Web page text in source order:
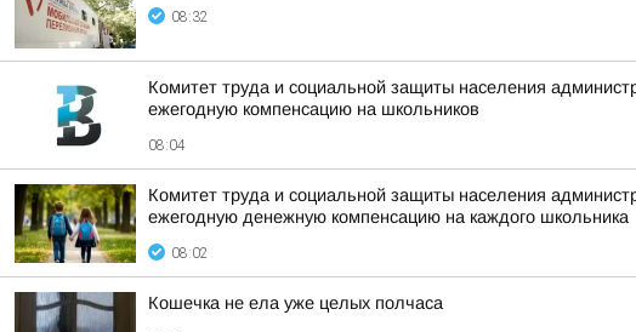
08:32
Комитет труда и социальной защиты населения
ежегодную компенсацию на школьников
08:04
Комитет труда и социальной защиты населения
ежегодную денежную компенсацию на каждого школьника
08:02
Кошечка не ела уже целых полчаса